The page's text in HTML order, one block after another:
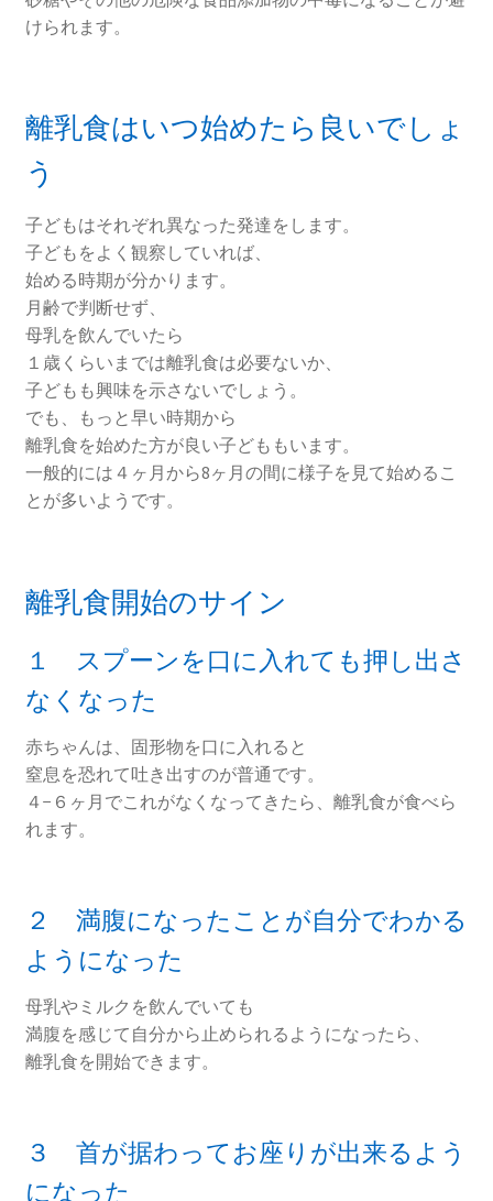
けられます。
離乳食はいつ始めたら良いでしょ
う
子どもはそれぞれ異なった発達をします。
子どもをよく観察していれば、
始める時期が分かります。
月齢で判断せず、
母乳を飲んでいたら
１歳くらいまでは離乳食は必要ないか、
子どもも興味を示さないでしょう。
でも、もっと早い時期から
離乳食を始めた方が良い子どももいます。
一般的には４ヶ月から8ヶ月の間に様子を見て始めるこ
とが多いようです。
離乳食開始のサイン
１ スプーンを口に入れても押し出さ
なくなった
赤ちゃんは、固形物を口に入れると
窒息を恐れて吐き出すのが普通です。
４−６ヶ月でこれがなくなってきたら、離乳食が食べら
れます。
２ 満腹になったことが自分でわかる
ようになった
母乳やミルクを飲んでいても
満腹を感じて自分から止められるようになったら、
離乳食を開始できます。
３ 首が据わってお座りが出来るよう
になった